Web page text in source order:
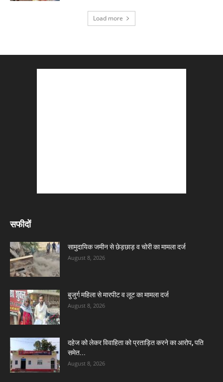
Load more
सफीदों
सामुदायिक जमीन से छेड़छाड़ व चोरी का मामला दर्ज
August 8, 2026
बुजुर्ग महिला से मारपीट व लूट का मामला दर्ज
August 8, 2026
दहेज को लेकर विवाहिता को प्रताड़ित करने का आरोप, पति
समेत...
August 8, 2026